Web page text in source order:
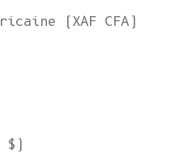
(XAF CFA)
$)